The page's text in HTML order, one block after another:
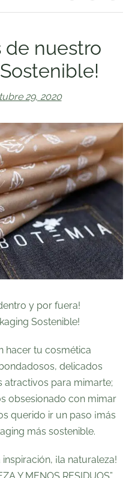
de nuestro
29, 2020
y por fuera!
Sostenible!
hacer tu cosmética
delicados
atractivos para mimarte;
obsesionado con mimar
querido ir un paso ¡más
más sostenible.
¡la naturaleza!